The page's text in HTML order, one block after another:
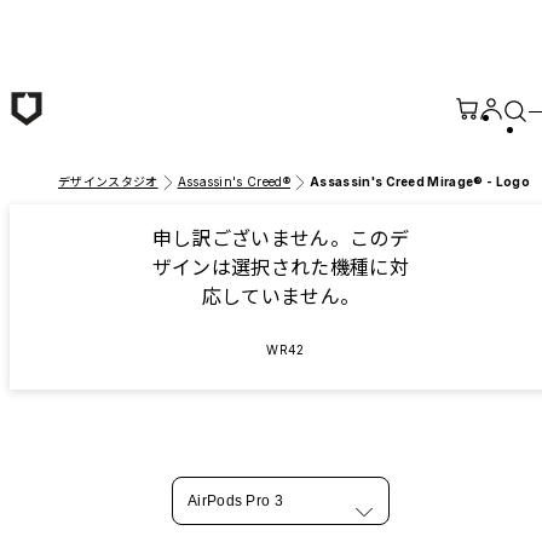
デザインスタジオ Assassin's Creed® Assassin's Creed Mirage® - Logo
申し訳ございません。このデ
ザインは選択された機種に対
応していません。
WR42
AirPods Pro 3